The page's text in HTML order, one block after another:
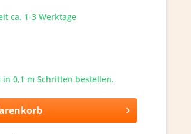
ca. 1-3 Werktage
in 0,1 m Schritten bestellen.